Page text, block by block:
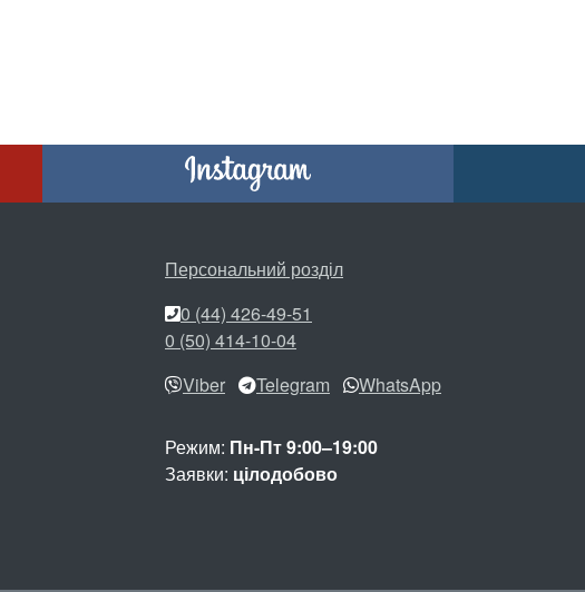
Персональний розділ
0 (44) 426-49-51
0 (50) 414-10-04
Viber
Telegram WhatsApp
Режим: Пн-Пт 9:00–19:00
Заявки: цілодобово